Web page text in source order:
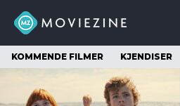
KOMMENDE FILMER KJENDISER